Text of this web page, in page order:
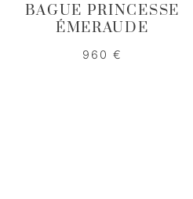
BAGUE PRINCESSE
ÉMERAUDE
960 €